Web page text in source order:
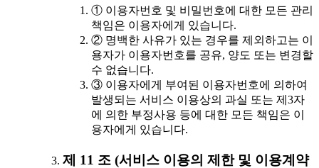
① 이용자번호 및 비밀번호에 대한 모든 관리
책임은 이용자에게 있습니다.
② 명백한 사유가 있는 경우를 제외하고는 이
용자가 이용자번호를 공유, 양도 또는 변경할
수 없습니다.
③ 이용자에게 부여된 이용자번호에 의하여
발생되는 서비스 이용상의 과실 또는 제3자
에 의한 부정사용 등에 대한 모든 책임은 이
용자에게 있습니다.
제 11 조 (서비스 이용의 제한 및 이용계약